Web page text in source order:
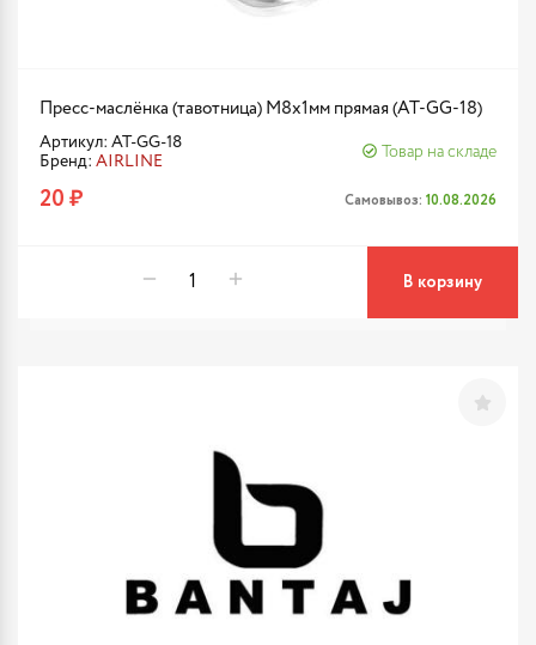
Пресс-маслёнка (тавотница) М8х1мм прямая (AT-GG-18)
Артикул: AT-GG-18
Бренд: AIRLINE
Товар на складе
20 ₽ Самовывоз: 10.08.2026
В корзину